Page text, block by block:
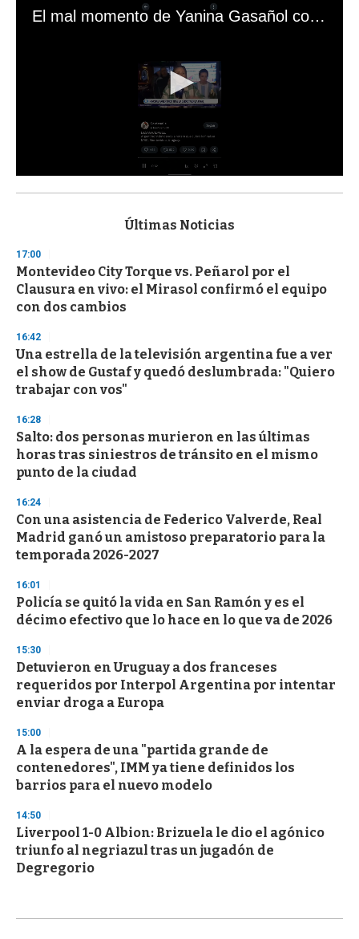
El mal momento de Yanina Gasañol con un hincha argentino en "Subrayado"
s
d
s
o
f
3
s
e
c
o
n
Últimas Noticias
17:00
Montevideo City Torque vs. Peñarol por el
Clausura en vivo: el Mirasol confirmó el equipo
con dos cambios
16:42
Una estrella de la televisión argentina fue a ver
el show de Gustaf y quedó deslumbrada: "Quiero
trabajar con vos"
16:28
Salto: dos personas murieron en las últimas
horas tras siniestros de tránsito en el mismo
punto de la ciudad
16:24
Con una asistencia de Federico Valverde, Real
Madrid ganó un amistoso preparatorio para la
temporada 2026-2027
16:01
Policía se quitó la vida en San Ramón y es el
décimo efectivo que lo hace en lo que va de 2026
15:30
Detuvieron en Uruguay a dos franceses
requeridos por Interpol Argentina por intentar
enviar droga a Europa
15:00
A la espera de una "partida grande de
contenedores", IMM ya tiene definidos los
barrios para el nuevo modelo
14:50
Liverpool 1-0 Albion: Brizuela le dio el agónico
triunfo al negriazul tras un jugadón de
Degregorio